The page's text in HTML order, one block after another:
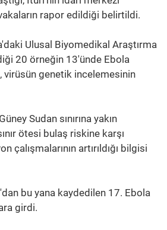
rapor edildiği belirtildi.
Ulusal Biyomedikal Araştırma
20 örneğin 13'ünde Ebola
genetik incelemesinin
Sudan sınırına yakın
ötesi bulaş riskine karşı
çalışmalarının artırıldığı bilgisi
bu yana kaydedilen 17. Ebola
girdi.